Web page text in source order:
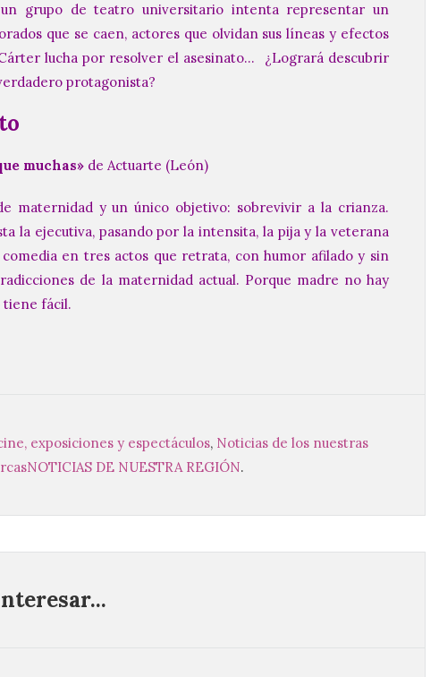
un grupo de teatro universitario intenta representar un
que se caen, actores que olvidan sus líneas y efectos
lucha por resolver el asesinato… ¿Logrará descubrir
protagonista?
muchas» de Actuarte (León)
maternidad y un único objetivo: sobrevivir a la crianza.
la ejecutiva, pasando por la intensita, la pija y la veterana
en tres actos que retrata, con humor afilado y sin
de la maternidad actual. Porque madre no hay
tiene fácil.
exposiciones y espectáculos, Noticias de los nuestras
NOTICIAS DE NUESTRA REGIÓN.